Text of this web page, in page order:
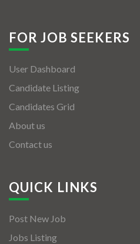
FOR JOB SEEKERS
User Dashboard
Candidate Listing
Candidates Grid
About us
Contact us
QUICK LINKS
Post New Job
Jobs Listing